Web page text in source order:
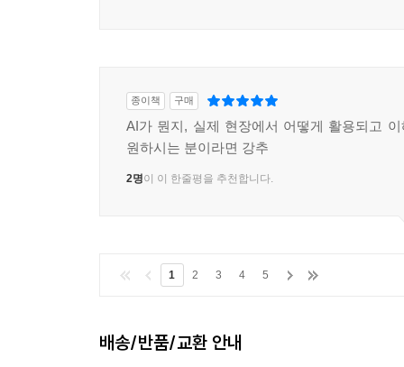
종이책 구매
AI가 뭔지, 실제 현장에서 어떻게 활용되고
원하시는 분이라면 강추
2명이 이 한줄평을 추천합니다.
1 2 3 4 5
배송/반품/교환 안내